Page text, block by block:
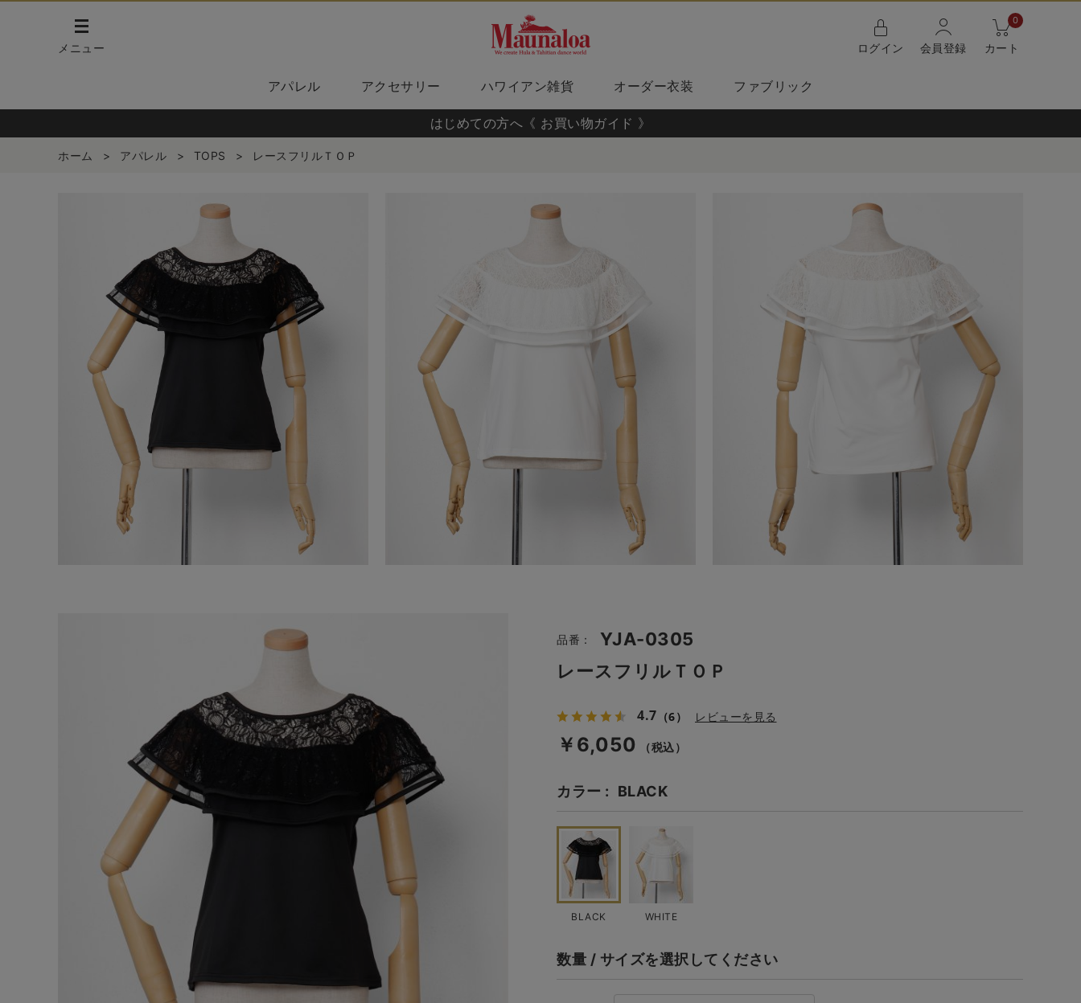
メニュー ログイン 会員登録
0
カート
アパレル アクセサリー ハワイアン雑貨 オーダー衣装 ファブリック
はじめての方へ《 お買い物ガイド 》
ホーム > アパレル > TOPS > レースフリルＴＯＰ
品番：
YJA-0305
レースフリルＴＯＰ
4.7 （6） レビューを見る
￥6,050 （税込）
カラー BLACK
BLACK WHITE
数量 / サイズを選択してください